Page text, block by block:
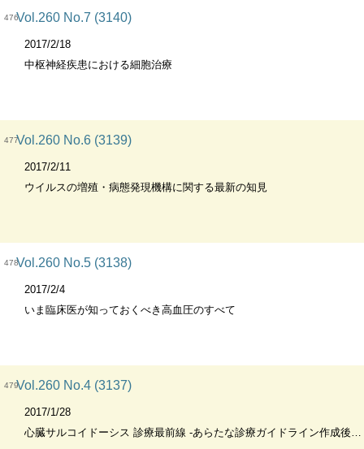
476Vol.260 No.7 (3140)
2017/2/18
中枢神経疾患における細胞治療
477Vol.260 No.6 (3139)
2017/2/11
ウイルスの増殖・病態発現機構に関する最新の知見
478Vol.260 No.5 (3138)
2017/2/4
いま臨床医が知っておくべき高血圧のすべて
479Vol.260 No.4 (3137)
2017/1/28
心臓サルコイドーシス 診療最前線 -あらたな診療ガイドライン作成後の新展開